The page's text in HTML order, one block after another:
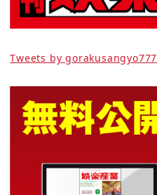
Tweets by gorakusangyo777